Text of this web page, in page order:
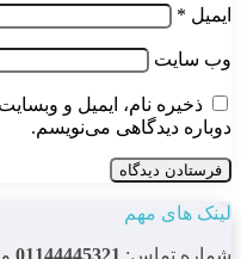
ایمیل *
وب‌ سایت
ذخیره نام، ایمیل و
دوباره دیدگاهی می‌نویسم.
لینک های مهم
شماره تماس: 01144445321 و